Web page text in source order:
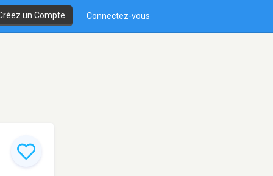
un Compte Connectez-vous